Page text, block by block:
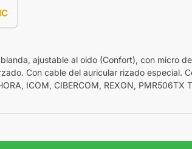
ajustable al oido (Confort), con micro
Con cable del auricular rizado especial.
ICOM, CIBERCOM, REXON, PMR506TX